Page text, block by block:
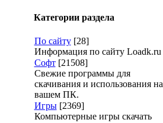
Категории раздела
По сайту [28]
Информация по сайту Loadk.ru
Софт [21508]
Свежие программы для
скачивания и использования на
вашем ПК.
Игры [2369]
Компьютерные игры скачать